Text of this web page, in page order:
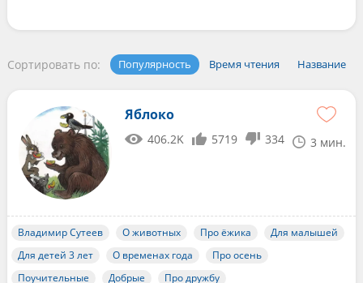
Сортировать по: Популярность Время чтения Название
Яблоко
406.2K 5719 334 3 мин.
Владимир Сутеев О животных Про ёжика
Для малышей
Для детей 3 лет
О временах года
Про осень
Поучительные
Добрые Про дружбу